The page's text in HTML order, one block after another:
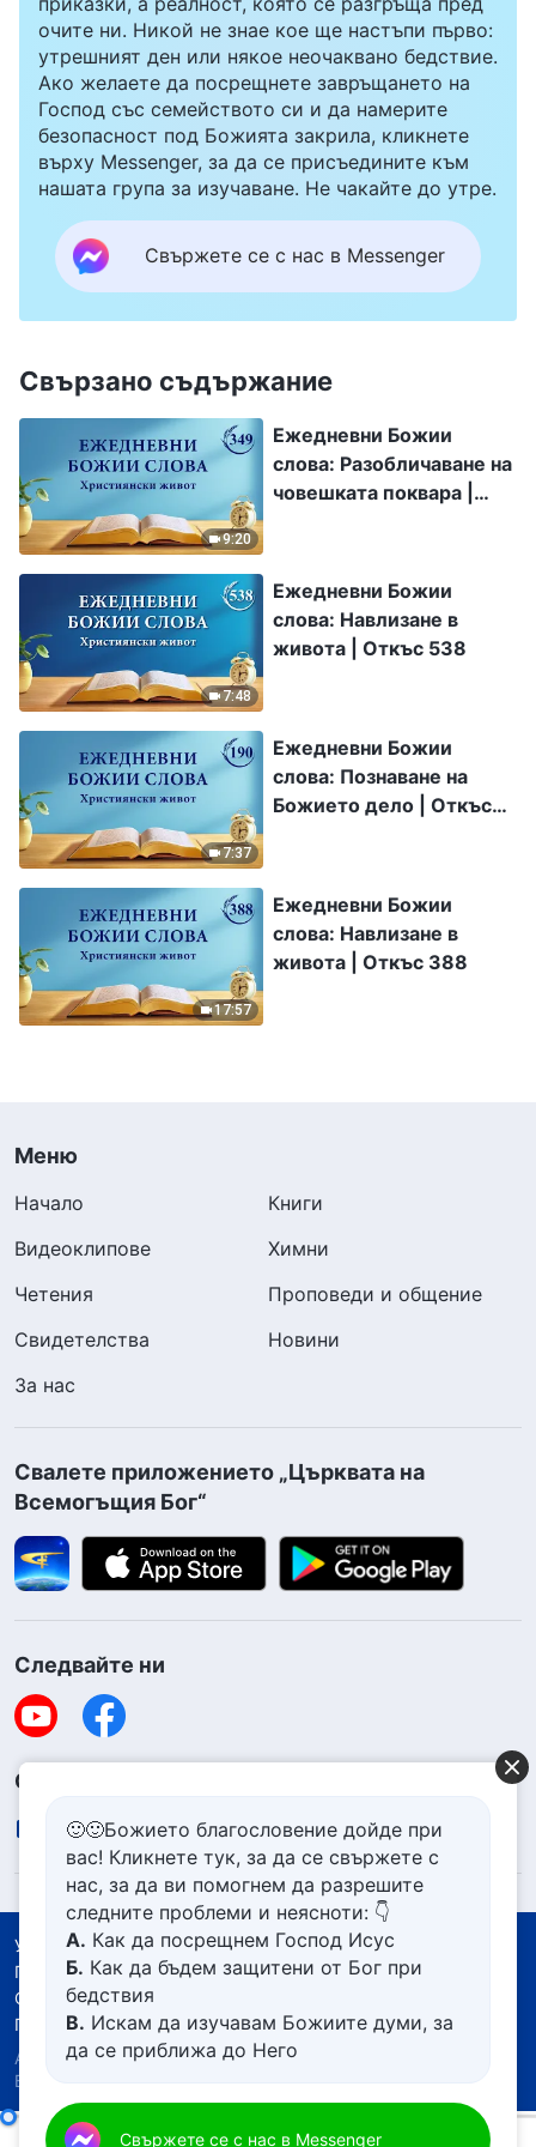
очите ни. Никой не знае кое ще настъпи първо:
утрешният ден или някое неочаквано бедствие.
Ако желаете да посрещнете завръщането на
Господ със семейството си и да намерите
безопасност под Божията закрила, кликнете
върху Messenger, за да се присъедините към
нашата група за изучаване. Не чакайте до утре.
Свържете се с нас в Messenger
Свързано съдържание
9:20
Ежедневни Божии
слова: Разобличаване на
човешката поквара |
7:48
Ежедневни Божии
слова: Навлизане в
живота | Откъс 538
7:37
Ежедневни Божии
слова: Познаване на
Божието дело | Откъс
17:57
Ежедневни Божии
слова: Навлизане в
живота | Откъс 388
Меню
Начало
Книги
Видеоклипове
Химни
Четения
Проповеди и общение
Свидетелства
Новини
За нас
Свалете приложението „Църквата на
Всемогъщия Бог“
Следвайте ни
Свържете се с нас
contact.bg@godfootsteps.org
Условия за ползване
Политика за поверителност
Със съдействието на
Политика за бисквитките
Авторско право © 2026 Църквата на Всемогъщия
Бог.
🙂🙂Божието благословение дойде при
вас! Кликнете тук, за да се свържете с
нас, за да ви помогнем да разрешите
следните проблеми и неясноти: 👇
А. Как да посрещнем Господ Исус
Б. Как да бъдем защитени от Бог при
бедствия
В. Искам да изучавам Божиите думи, за
да се приближа до Него
живот
Д.Имам молба за молитва
Свържете се с нас в Messenger